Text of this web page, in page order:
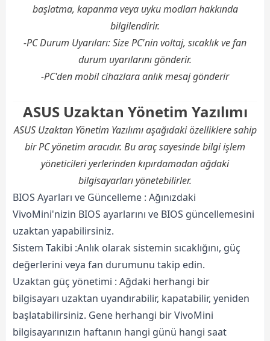
başlatma, kapanma veya uyku modları hakkında
bilgilendirir.
-PC Durum Uyarıları: Size PC'nin voltaj, sıcaklık ve fan
durum uyarılarını gönderir.
-PC'den mobil cihazlara anlık mesaj gönderir
ASUS Uzaktan Yönetim Yazılımı
ASUS Uzaktan Yönetim Yazılımı aşağıdaki özelliklere sahip
bir PC yönetim aracıdır. Bu araç sayesinde bilgi işlem
yöneticileri yerlerinden kıpırdamadan ağdaki
bilgisayarları yönetebilirler.
BIOS Ayarları ve Güncelleme : Ağınızdaki
VivoMini'nizin BIOS ayarlarını ve BIOS güncellemesini
uzaktan yapabilirsiniz.
Sistem Takibi :Anlık olarak sistemin sıcaklığını, güç
değerlerini veya fan durumunu takip edin.
Uzaktan güç yönetimi : Ağdaki herhangi bir
bilgisayarı uzaktan uyandırabilir, kapatabilir, yeniden
başlatabilirsiniz. Gene herhangi bir VivoMini
bilgisayarınızın haftanın hangi günü hangi saat